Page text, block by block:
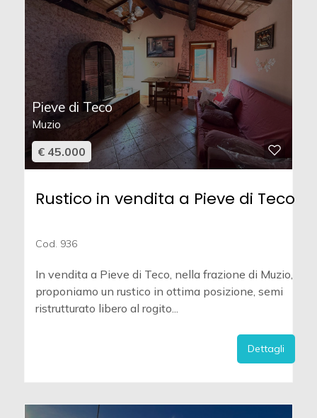
Pieve di Teco
Muzio
€ 45.000
Rustico in vendita a Pieve di Teco
Cod. 936
In vendita a Pieve di Teco, nella frazione di Muzio,
proponiamo un rustico in ottima posizione, semi
ristrutturato libero al rogito...
Dettagli